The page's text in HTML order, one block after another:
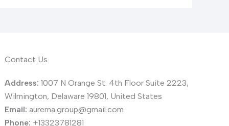
Contact Us
Address: 1007 N Orange St. 4th Floor Suite 2223,
Wilmington, Delaware 19801, United States
Email: aurema.group@gmail.com
Phone: +13323781281